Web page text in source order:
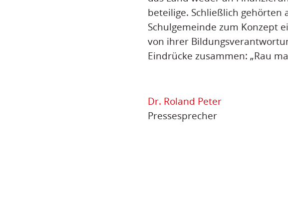
beteilige. Schließlich
Schulgemeinde zum Konzept
von ihrer
Eindrücke zusammen: „Rau
Dr. Roland Peter
Pressesprecher